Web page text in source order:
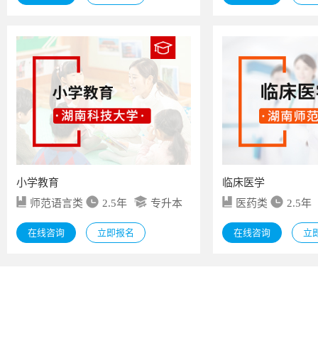
小学教育
师范语言类
2.5年 专升本
在线咨询 立即报名
临床医学
医药类
2.5年
在线咨询 立